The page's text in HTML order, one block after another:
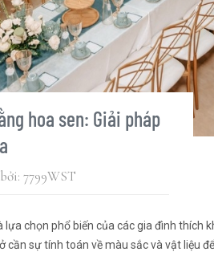
hoa sen: Giải pháp
7799WST
chọn phổ biến của các gia đình thích
cần sự tính toán về màu sắc và vật liệu